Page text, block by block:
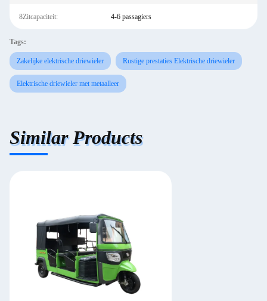
8Zitcapaciteit: 4-6 passagiers
Tags:
Zakelijke elektrische driewieler Rustige prestaties Elektrische driewieler
Elektrische driewieler met metaalleer
Similar Products